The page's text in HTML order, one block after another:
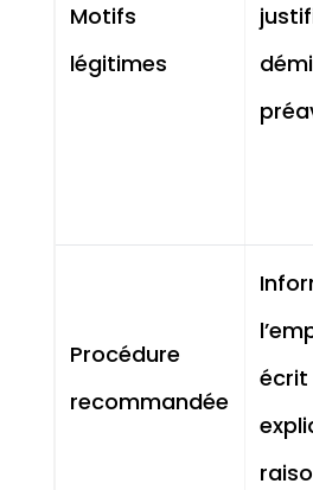
Motifs
légitimes
Procédure
recommandée
écrit